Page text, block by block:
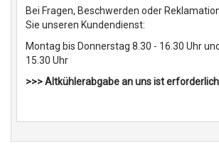
Bei Fragen, Beschwerden oder
Sie unseren Kundendienst:
Montag bis Donnerstag 8.30 - 16.30 Uhr
15.30 Uhr
>>> Altkühlerabgabe an uns ist